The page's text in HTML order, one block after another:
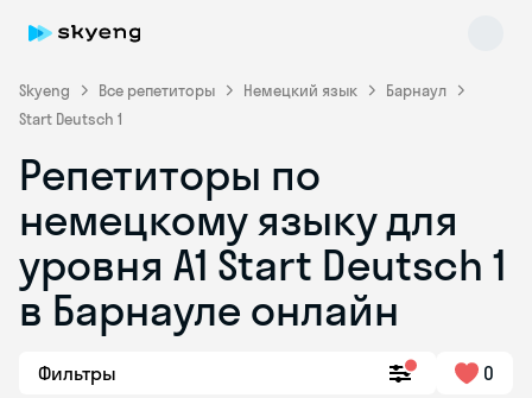
Skyeng Все репетиторы Немецкий язык
Барнаул
Start Deutsch 1
Репетиторы по
немецкому языку для
уровня A1 Start Deutsch 1
в Барнауле онлайн
Фильтры 0
Skyeng Chat
online